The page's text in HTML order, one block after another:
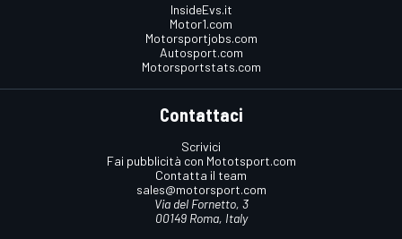
InsideEvs.it
Motor1.com
Motorsportjobs.com
Autosport.com
Motorsportstats.com
Contattaci
Scrivici
Fai pubblicità con Mototsport.com
Contatta il team
sales@motorsport.com
Via del Fornetto, 3
00149 Roma, Italy